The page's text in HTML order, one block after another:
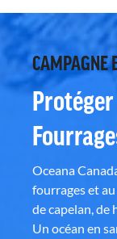
CAMPAGNE
Protéger
Oceana
fourrages et
de capelan, de
Un océan en